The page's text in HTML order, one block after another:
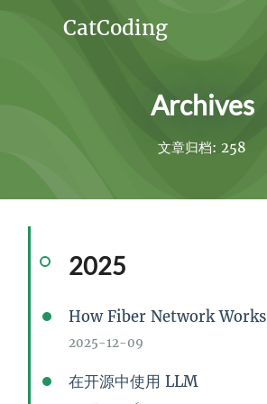
CatCoding
Archives
Ideas
Archives
文章归档: 258
2025
How Fiber Network Works
2025-12-09
在开源中使用 LLM